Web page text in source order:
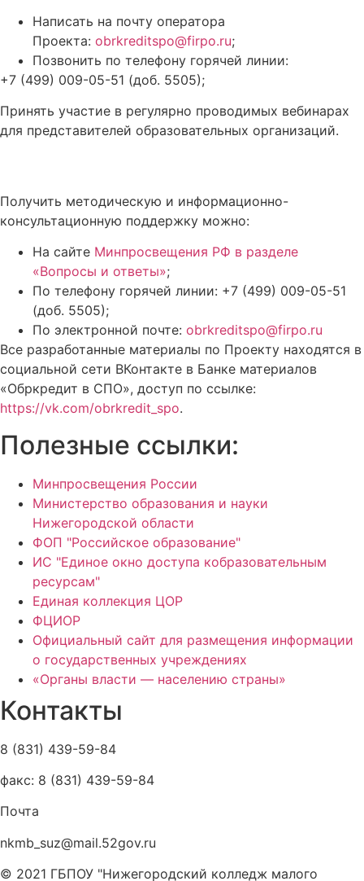
Написать на почту оператора
Проекта: obrkreditspo@firpo.ru;
Позвонить по телефону горячей линии:
+7 (499) 009-05-51 (доб. 5505);
Принять участие в регулярно проводимых вебинарах
для представителей образовательных организаций.
Получить методическую и информационно-
консультационную поддержку можно:
На сайте Минпросвещения РФ в разделе
«Вопросы и ответы»;
По телефону горячей линии: +7 (499) 009-05-51
(доб. 5505);
По электронной почте: obrkreditspo@firpo.ru
Все разработанные материалы по Проекту находятся в
социальной сети ВКонтакте в Банке материалов
«Обркредит в СПО», доступ по ссылке:
https://vk.com/obrkredit_spo.
Полезные ссылки:
Минпросвещения России
Министерство образования и науки
Нижегородской области
ФОП "Российское образование"
ИС "Единое окно доступа кобразовательным
ресурсам"
Единая коллекция ЦОР
ФЦИОР
Официальный сайт для размещения информации
о государственных учреждениях
«Органы власти — населению страны»
Контакты
8 (831) 439-59-84
факс: 8 (831) 439-59-84
Почта
nkmb_suz@mail.52gov.ru
© 2021 ГБПОУ "Нижегородский колледж малого